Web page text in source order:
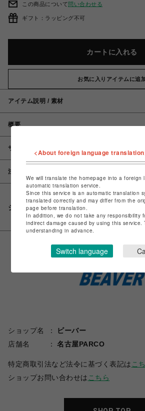
この商品について問い合わせる
ギフト：ラッピング不可
カートに入れる
お気に入りアイテムに追
アイテム説明 / 素材
概要
サイズ
注意事項
シェアする
ショップ名
ビーバー
店舗名
名古屋PARCO
特定商取引法など法令に基づく表記は こ
ショップお問い合わせは こちら
<About foreign language
We will translate the homepage into a foreign
automatic translation service.
Since this service is an automatic translation
translated correctly and may differ from the
page before translation.
In addition, we do not take any responsibility
indirect damage caused by using this service.
understanding in advance.
Switch language